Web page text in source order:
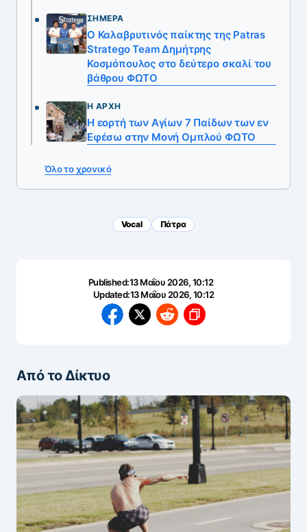
ΣΉΜΕΡΑ
Ο Καλαβρυτινός παίκτης της Patras
Stratego Team Δημήτρης
Κοσμόπουλος στο δεύτερο σκαλί του
βάθρου ΦΩΤΟ
Η ΑΡΧΉ
Η εορτή των Αγίων 7 Παίδων των εν
Εφέσω στην Μονή Ομπλού ΦΩΤΟ
Όλο το χρονικό
Vocal Πάτρα
Published:13 Μαΐου 2026, 10:12
Updated:13 Μαΐου 2026, 10:12
Από το Δίκτυο